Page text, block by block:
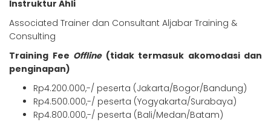
Instruktur Ahli
Associated Trainer dan Consultant Aljabar Training &
Consulting
Training Fee Offline(tidak termasuk akomodasi dan
penginapan)
Rp4.200.000,-/ peserta (Jakarta/Bogor/Bandung)
Rp4.500.000,-/ peserta (Yogyakarta/Surabaya)
Rp4.800.000,-/ peserta (Bali/Medan/Batam)